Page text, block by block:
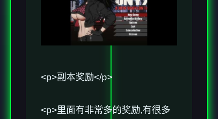
<p>副本奖励</p>
<p>里面有非常多的奖励,有很多